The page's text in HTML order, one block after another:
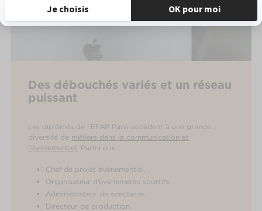
Des débouchés variés et un réseau
puissant
Les diplômés de l’EFAP Paris accèdent à une grande
diversité de métiers dans la communication et
l’événementiel. Parmi eux :
Chef de projet événementiel.
Organisateur d’événements sportifs.
Administrateur de spectacle.
Directeur de production.